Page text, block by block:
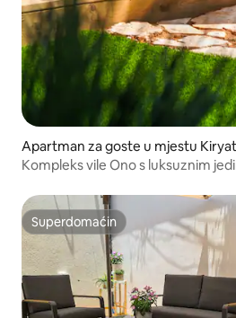
Apartman za goste u mjestu
Kompleks vile Ono s luksuznim
Superdomaćin
Superdomaćin